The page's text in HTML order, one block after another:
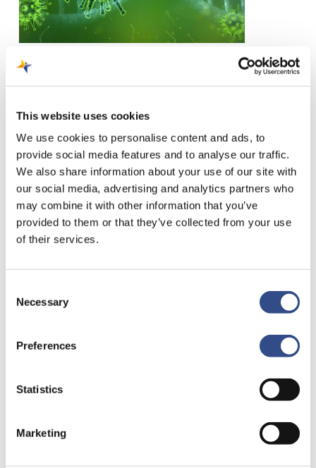
This website uses cookies
We use cookies to personalise content and ads, to
provide social media features and to analyse our traffic.
We also share information about your use of our site with
our social media, advertising and analytics partners who
may combine it with other information that you’ve
provided to them or that they’ve collected from your use
of their services.
Selection
Necessary
Preferences
Statistics
Marketing
Coronavirus
We houden de situatie
rondom het coronavirus goed
in de gaten en volgen de
adviezen…